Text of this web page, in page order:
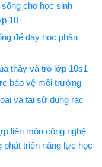
cho học sinh
10
để dạy học phần
thầy và trò lớp 10s1
bảo vệ môi trường
và tái sử dụng rác
liên môn công nghệ
phát triển năng lực học